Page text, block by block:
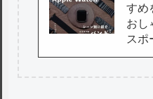
すめ
おし
スポ